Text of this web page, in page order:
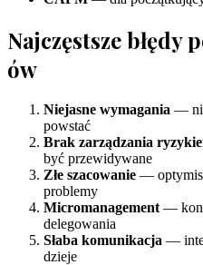
Najczęstsze błędy
ów
Niejasne wymagania —
powstać
Brak zarządzania
być przewidywane
Złe szacowanie —
problemy
Micromanagement —
delegowania
Słaba komunikacja —
dzieje